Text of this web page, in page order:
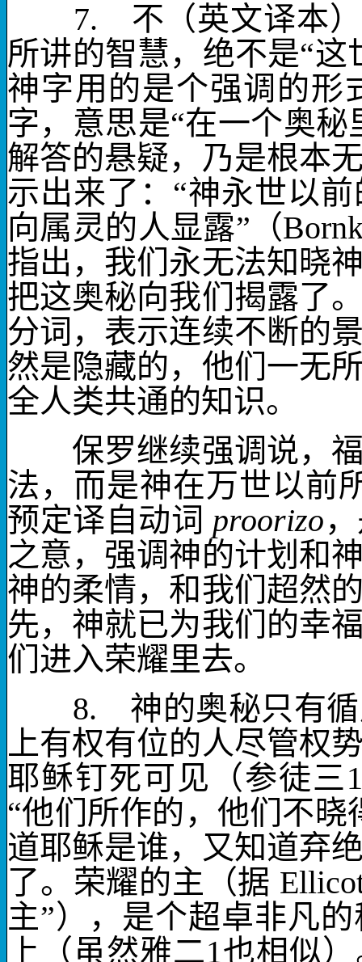
7.
不 （英文译本
所讲的智慧，绝不是“
神字用的是个强调的形
字，意思是“在一个奥秘
解答的悬疑，乃是根本
示出来了：“神永世以
向属灵的人显露”（
指出，我们永无法知晓
把这奥秘向我们揭露了
分词，表示连续不断的
然是隐藏的，他们一无
全人类共通的知识。
保罗继续强调说，福
法，而是神在万世以前
预定译自动词 proorizo
之意，强调神的计划和
神的柔情，和我们超然
先，神就已为我们的幸
们进入荣耀里去。
8. 神的奥秘只有
上有权有位的人尽管权
耶稣钉死可见（参徒三
“他们所作的，他们不晓
道耶稣是谁，又知道弃
了。 荣耀的主 （据
主”），是个超卓非凡
上（虽然雅二1也相似